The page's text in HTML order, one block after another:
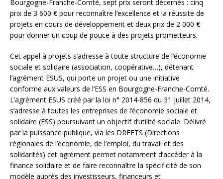
Bourgogne-Franche-Comté, sept prix seront décernés : cinq
prix de 3 600 € pour reconnaître l’excellence et la réussite de
projets en cours de développement et deux prix de 2 000 €
pour donner un coup de pouce à des projets prometteurs.
Cet appel à projets s’adresse à toute structure de l’économie
sociale et solidaire (association, coopérative…), détenant
l’agrément ESUS, qui porte un projet ou une initiative
conforme aux valeurs de l’ESS en Bourgogne-Franche-Comté.
L’agrément ESUS créé par la loi n° 2014-856 du 31 juillet 2014,
s’adresse à toutes les entreprises de l’économie sociale et
solidaire (ESS) poursuivant un objectif d’utilité sociale. Délivré
par la puissance publique, via les DREETS (Directions
régionales de l’économie, de l’emploi, du travail et des
solidarités) cet agrément permet notamment d’accéder à la
finance solidaire et de faire reconnaître la spécificité de son
modèle auprès des investisseurs, financeurs et